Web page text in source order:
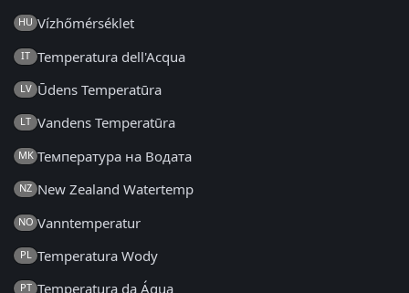
HU Vízhőmérséklet
IT Temperatura dell'Acqua
LV Ūdens Temperatūra
LT Vandens Temperatūra
MK Температура на Водата
NZ New Zealand Watertemp
NO Vanntemperatur
PL Temperatura Wody
PT Temperatura da Água